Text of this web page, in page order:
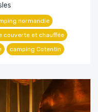
normandie
couverte et chauffée
camping Cotentin